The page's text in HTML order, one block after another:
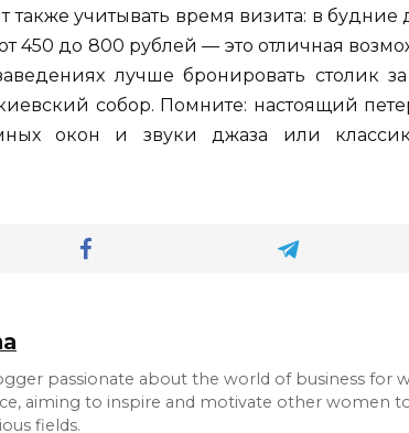
также учитывать время визита: в
450 до 800 рублей — это отличная
лучше бронировать
собор. Помните: настоящий
окон и звуки джаза или
passionate about the world of business
aiming to inspire and motivate other women
fields.